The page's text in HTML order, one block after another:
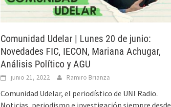
Comunidad Udelar | Lunes 20 de junio:
Novedades FIC, IECON, Mariana Achugar,
Análisis Político y AGU
junio 21, 2022 Ramiro Brianza
Comunidad Udelar, el periodístico de UNI Radio.